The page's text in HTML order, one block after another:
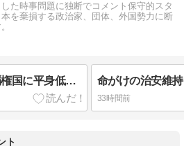
た時事問題に独断でコメント保守的スタ
を棄損する政治家、団体、外国勢力に断
真の友を排し、核保有覇権国に平身低頭する愚――長崎が晒した恥ずべき「失政」
33時間前
ト